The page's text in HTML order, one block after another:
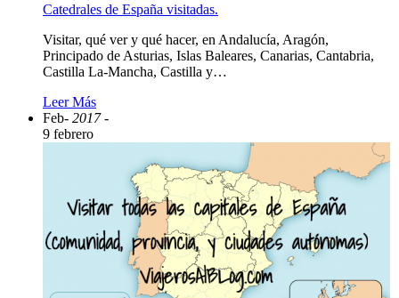
Catedrales de España visitadas.
Visitar, qué ver y qué hacer, en Andalucía, Aragón,
Principado de Asturias, Islas Baleares, Canarias, Cantabria,
Castilla La-Mancha, Castilla y…
Leer Más
Feb- 2017 -
9 febrero